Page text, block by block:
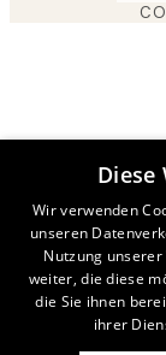
Diese
Wir verwenden
unseren
Nutzung
weiter, die diese
die Sie ihnen
ihrer